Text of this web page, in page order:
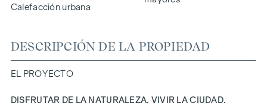
Calefacción urbana
DESCRIPCIÓN DE LA PROPIEDAD
EL PROYECTO
DISFRUTAR DE LA NATURALEZA. VIVIR LA CIUDAD.